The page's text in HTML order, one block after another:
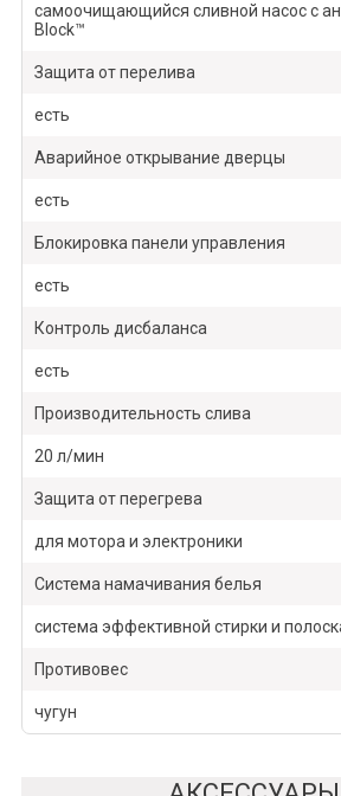
самоочищающийся сливной насос с
Block™
Защита от перелива
есть
Аварийное открывание дверцы
есть
Блокировка панели управления
есть
Контроль дисбаланса
есть
Производительность слива
20 л/мин
Защита от перегрева
для мотора и электроники
Система намачивания белья
система эффективной стирки и
Противовес
чугун